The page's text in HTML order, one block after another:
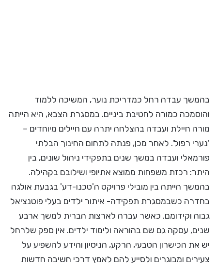
בהמשך עבדה רחל כמדריכת נוער, המשיכה ללמוד
והוסמכה כמורה לחטיבת ביניים. במסגרת הצבא, היא הייתה
מורה חיילת ועבדה בהצלחה יתרה עם חיילים מיוחדים –
'נערי רפול'. לאחר מכן, פנתה לתחום החינוך הבלתי
פורמאלי ועבדה במשך שנים בתפקידי ניהול שונים, בין
היתר: רכזת משפחות ממוצא אתיופי ושילובם בקהילה.
בהמשך הייתה בין מובילי פרויקט ה'טכנו-דע' בגבעת אולגה
בחדרה כשבמסגרת תפקידה- איתור ילדים בעלי פוטנציאל
גבוה וקידומם. כאשר עברה לארצות הברית למשך ארבע
שנים, עסקה גם שם בהוראה ולימוד ילדים. אין ספק שלרחל
יש את הכישרון הטבעי, הרקע, הניסיון והידע להשפיע על
צעירים ומבוגרים ולסייע להם לאמץ דרכי חשיבה חדשות